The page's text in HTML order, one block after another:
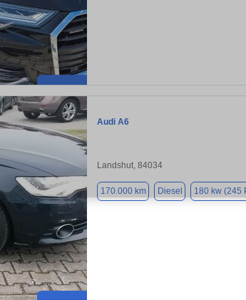
Audi A6
Landshut, 84034
170.000 km Diesel 180 kw (245